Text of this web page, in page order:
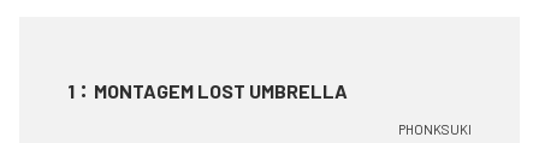
1 ： MONTAGEM LOST UMBRELLA
PHONKSUKI